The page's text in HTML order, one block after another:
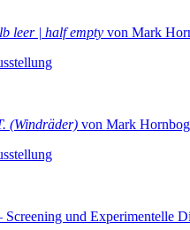
leer | half empty von Mark
(Windräder) von Mark
Screening und Experimentelle